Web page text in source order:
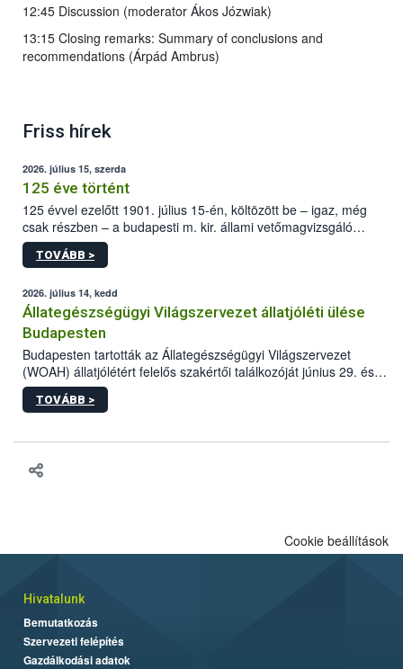
12:45 Discussion (moderator Ákos Józwiak)
13:15 Closing remarks: Summary of conclusions and
recommendations (Árpád Ambrus)
Friss hírek
2026. július 15, szerda
125 éve történt
125 évvel ezelőtt 1901. július 15-én, költözött be – igaz, még
csak részben – a budapesti m. kir. állami vetőmagvizsgáló
állomás a Kis Rókus utca 15. szám alatti, Czigler Győző által
tervezett új épületébe.
TOVÁBB >
2026. július 14, kedd
Állategészségügyi Világszervezet állatjóléti ülése
Budapesten
Budapesten tartották az Állategészségügyi Világszervezet
(WOAH) állatjólétért felelős szakértői találkozóját június 29. és
július 2. között. Az Agrár- és Élelmiszergazdaságért Felelős
Minisztérium (AÉM) és a Nemzeti Élelmiszerlánc-biztonsági
gazdasági haszonállatok jólétének elősegítése volt az európai
meg tapasztalatait a gazdasági haszonállatok jólétének
TOVÁBB >
Cookie beállítások
Hivatalunk
Bemutatkozás
Szervezeti felépítés
Gazdálkodási adatok